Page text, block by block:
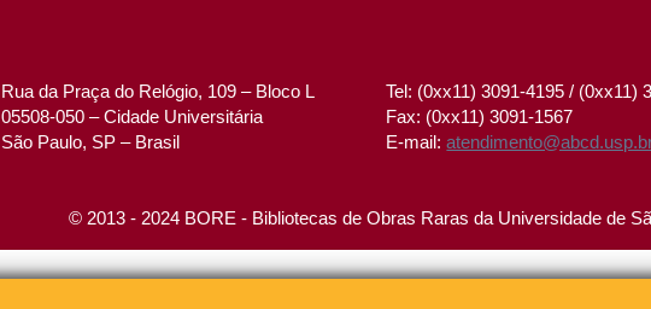
Rua da Praça do Relógio, 109 – Bloco L
05508-050 – Cidade Universitária
São Paulo, SP – Brasil
Tel: (0xx11) 3091-4195 / (0xx11)
Fax: (0xx11) 3091-1567
E-mail:
© 2013 - 2024 BORE - Bibliotecas de Obras Raras da Universidade de